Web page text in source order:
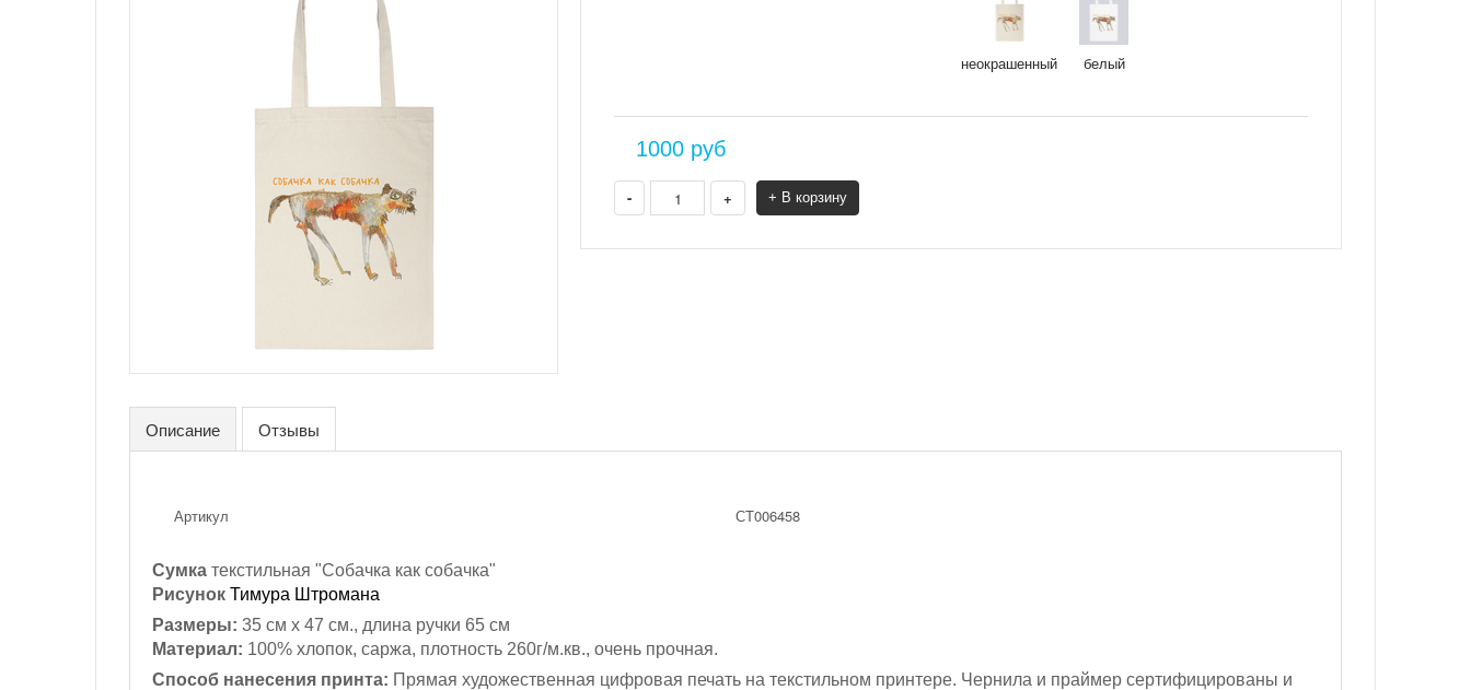
неокрашенный белый
1000 руб
- + + В корзину
Описание Отзывы
Артикул СТ006458
Сумка текстильная "Собачка как собачка"
Рисунок Тимура Штромана
Размеры: 35 см х 47 см., длина ручки 65 см
Материал: 100% хлопок, саржа, плотность 260г/м.кв., очень прочная.
Способ нанесения принта: Прямая художественная цифровая печать на текстильном принтере. Чернила и праймер сертифицированы и